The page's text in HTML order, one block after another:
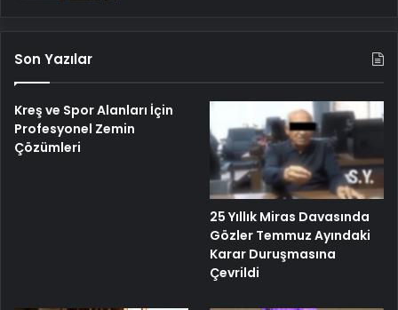
Son Yazılar
Kreş ve Spor Alanları İçin
Profesyonel Zemin
Çözümleri
25 Yıllık Miras Davasında
Gözler Temmuz Ayındaki
Karar Duruşmasına
Çevrildi